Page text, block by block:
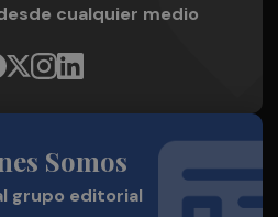
cualquier medio
Somos
grupo editorial